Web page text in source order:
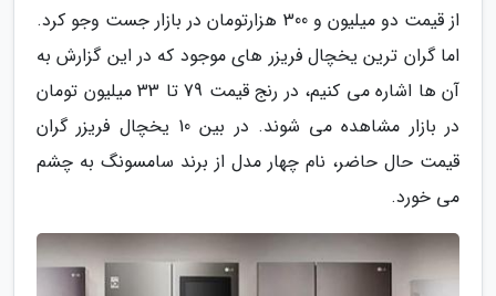
از قیمت دو میلیون و 300 هزارتومان در بازار جست وجو کرد.
اما گران ترین یخچال فریزر های موجود که در این گزارش به
آن ها اشاره می کنیم، در رنج قیمت 79 تا 33 میلیون تومان
در بازار مشاهده می شوند. در بین 10 یخچال فریزر گران
قیمت حال حاضر، نام چهار مدل از برند سامسونگ به چشم
می خورد.